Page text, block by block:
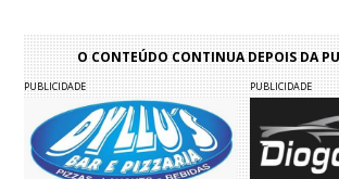
O CONTEÚDO CONTINUA DEPOIS DA
PUBLICIDADE PUBLICIDADE